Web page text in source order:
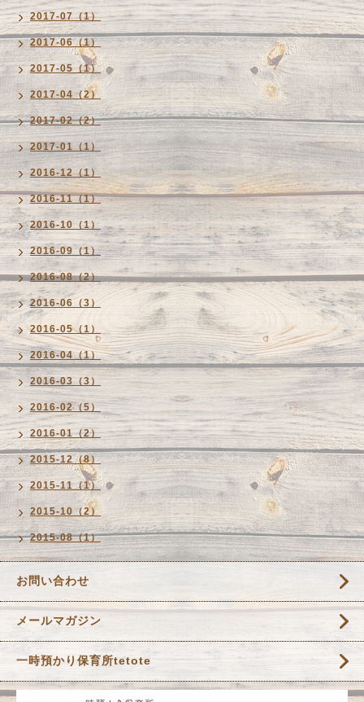
2017-07（1）
2017-06（1）
2017-05（1）
2017-04（2）
2017-02（2）
2017-01（1）
2016-12（1）
2016-11（1）
2016-10（1）
2016-09（1）
2016-08（2）
2016-06（3）
2016-05（1）
2016-04（1）
2016-03（3）
2016-02（5）
2016-01（2）
2015-12（8）
2015-11（1）
2015-10（2）
2015-08（1）
お問い合わせ
メールマガジン
一時預かり保育所tetote